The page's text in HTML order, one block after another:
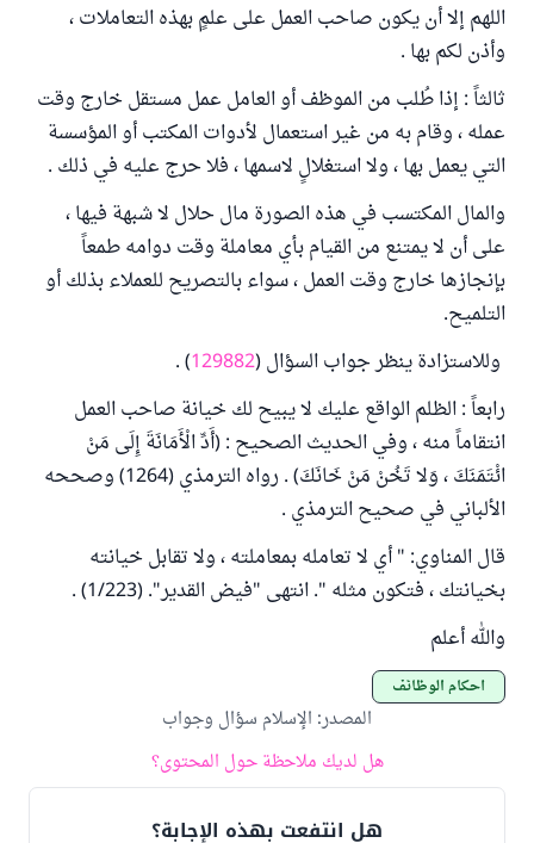
اللهم إلا أن يكون صاحب العمل على علمٍ بهذه التعاملات ،
وأذن لكم بها .
ثالثاً : إذا طُلب من الموظف أو العامل عمل مستقل خارج وقت
عمله ، وقام به من غير استعمال لأدوات المكتب أو المؤسسة
التي يعمل بها ، ولا استغلالٍ لاسمها ، فلا حرج عليه في ذلك .
والمال المكتسب في هذه الصورة مال حلال لا شبهة فيها ،
على أن لا يمتنع من القيام بأي معاملة وقت دوامه طمعاً
بإنجازها خارج وقت العمل ، سواء بالتصريح للعملاء بذلك أو
التلميح.
وللاستزادة ينظر جواب السؤال (129882
) .
رابعاً : الظلم الواقع عليك لا يبيح لك خيانة صاحب العمل
انتقاماً منه ، وفي الحديث الصحيح : (أَدِّ الْأَمَانَةَ إِلَى مَنْ
ائْتَمَنَكَ ، وَلا تَخُنْ مَنْ خَانَكَ) . رواه الترمذي (1264) وصححه
الألباني في صحيح الترمذي .
قال المناوي: " أي لا تعامله بمعاملته ، ولا تقابل خيانته
بخيانتك ، فتكون مثله ". انتهى "فيض القدير". (1/223) .
والله أعلم
أحكام الوظائف
المصدر: الإسلام سؤال وجواب
هل لديك ملاحظة حول المحتوى؟
هل انتفعت بهذه الإجابة؟